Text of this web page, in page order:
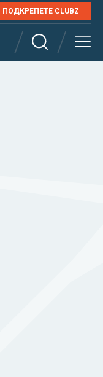
ПОДКРЕПЕТЕ CLUBZ